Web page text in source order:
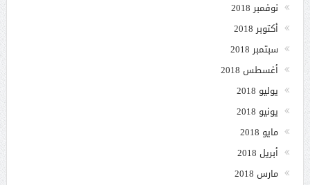
نوفمبر 2018
أكتوبر 2018
سبتمبر 2018
أغسطس 2018
يوليو 2018
يونيو 2018
مايو 2018
أبريل 2018
مارس 2018